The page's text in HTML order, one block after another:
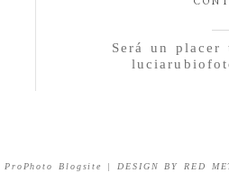
Será un placer
ProPhoto Blogsite | DESIGN BY RED